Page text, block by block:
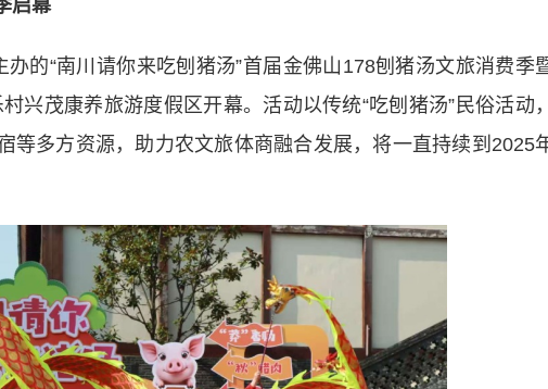
启幕
“南川请你来吃刨猪汤”首届金佛山178刨猪汤文旅消费季
兴茂康养旅游度假区开幕。活动以传统“吃刨猪汤”民俗活动，
等多方资源，助力农文旅体商融合发展，将一直持续到2025